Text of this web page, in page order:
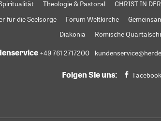
Theologie & Pastoral CHRIST IN
für die Seelsorge Forum Weltkirche
Diakonia
Römische
+49 761 2717200
Folgen Sie uns: Facebook